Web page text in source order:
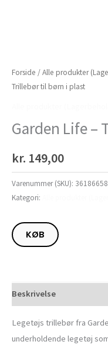
Forside /Alle produkter
Trillebør til børn i plast
Garden Life –
kr. 149,00
Varenummer (SKU):
Kategori:
KØB
Beskrivelse
Legetøjs trillebør fra
underholdende legetøj